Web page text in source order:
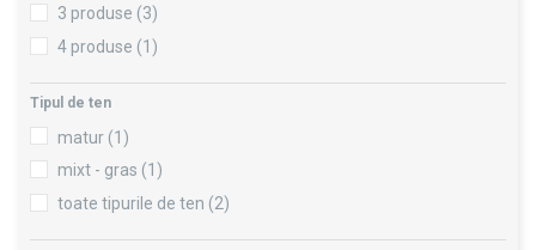
3 produse (3)
4 produse (1)
Tipul de ten
matur (1)
mixt - gras (1)
toate tipurile de ten (2)